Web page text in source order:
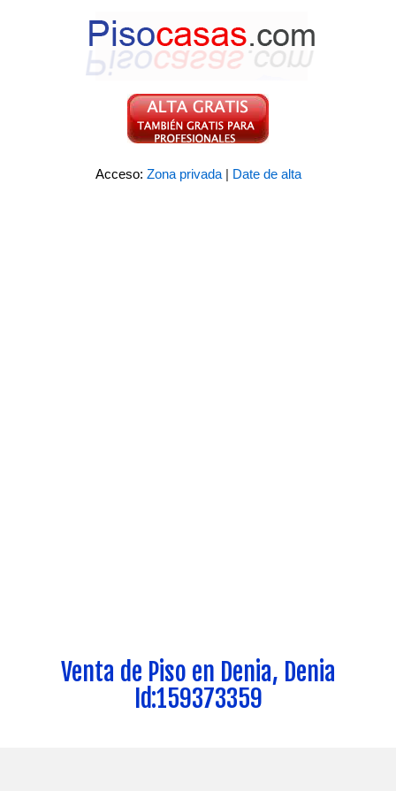
Acceso: Zona privada | Date de alta
Venta de Piso en Denia, Denia
Id:159373359